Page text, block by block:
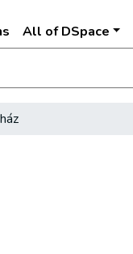
All of DSpace